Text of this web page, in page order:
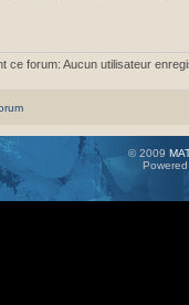
ce forum: Aucun utilisateur
© 2009